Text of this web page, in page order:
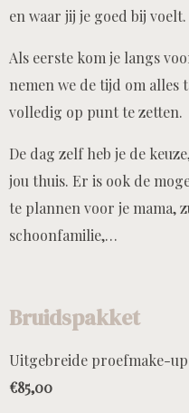
en waar jij je goed bij voelt.
Als eerste kom je langs
nemen we de tijd om alles
volledig op punt te zetten.
De dag zelf heb je de
jou thuis. Er is ook de
te plannen voor je mama,
schoonfamilie,…
Bruidspakket
Uitgebreide proefmake-
€85,00